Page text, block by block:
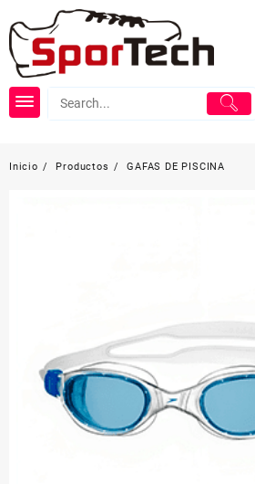
al
contenido
Inicio Productos GAFAS DE PISCINA